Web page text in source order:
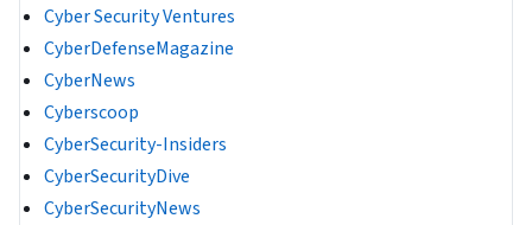
Cyber Security Ventures
CyberDefenseMagazine
CyberNews
Cyberscoop
CyberSecurity-Insiders
CyberSecurityDive
CyberSecurityNews